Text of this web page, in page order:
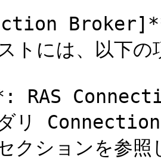
トには、以下の
RAS
リ
クションを参照